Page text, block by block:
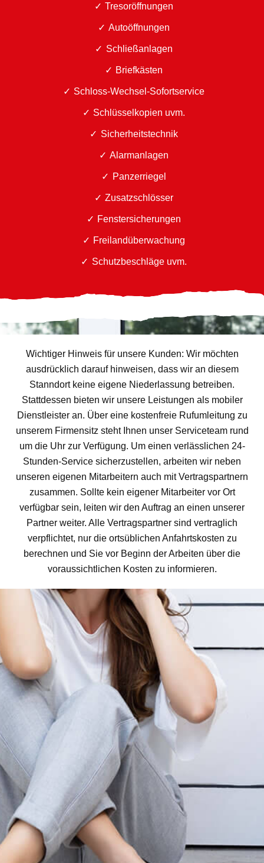
Tresoröffnungen
Autoöffnungen
Schließanlagen
Briefkästen
Schloss-Wechsel-Sofortservice
Schlüsselkopien uvm.
Sicherheitstechnik
Alarmanlagen
Panzerriegel
Zusatzschlösser
Fenstersicherungen
Freilandüberwachung
Schutzbeschläge uvm.
Wichtiger Hinweis für unsere Kunden: Wir möchten
ausdrücklich darauf hinweisen, dass wir an diesem
Stanndort keine eigene Niederlassung betreiben.
Stattdessen bieten wir unsere Leistungen als mobiler
Dienstleister an. Über eine kostenfreie Rufumleitung zu
unserem Firmensitz steht Ihnen unser Serviceteam rund
um die Uhr zur Verfügung. Um einen verlässlichen 24-
Stunden-Service sicherzustellen, arbeiten wir neben
unseren eigenen Mitarbeitern auch mit Vertragspartnern
zusammen. Sollte kein eigener Mitarbeiter vor Ort
verfügbar sein, leiten wir den Auftrag an einen unserer
Partner weiter. Alle Vertragspartner sind vertraglich
verpflichtet, nur die ortsüblichen Anfahrtskosten zu
berechnen und Sie vor Beginn der Arbeiten über die
voraussichtlichen Kosten zu informieren.